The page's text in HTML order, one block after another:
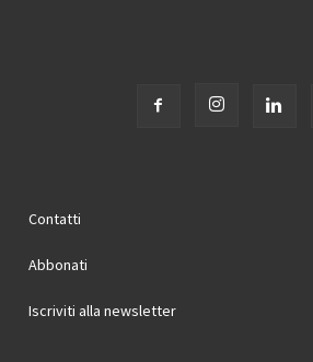
Contatti
Abbonati
Iscriviti alla newsletter